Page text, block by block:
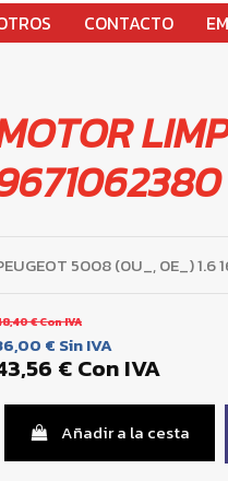
CONTACTO
5008 (0U_, 0E_) 1.6
€Con IVA
€ Sin IVA
€Con IVA
Añadir a la cesta